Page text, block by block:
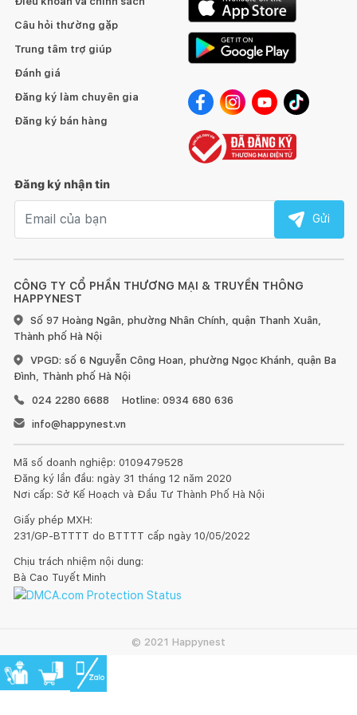
chú ý như tay cầm Easy Grip trên lòng nồi, giúp lấy lòng nồi dễ
dàng hơn, màn hình LCD lớn dễ đọc và nắp tự động khóa
Instant Pot Pro
mang đến chất lượng, sự tiện lợi và linh
hoạt hơn trong quá trình nấu nướng. Tận hưởng sự tiện lợi của
10 thiết bị trong một. Với Pro, bạn có thể dễ dàng, và thỏa sức
sáng tạo các bữa ăn lành mạnh, tiện lợi và ngon miệng trong
thời gian ngắn với căn bếp gọn gàng hơn bao giờ hết.
INSTANT POT PRO
Nồi nấu chậm
Nồi nấu áp suất
Nồi nấu chân không (Sous vide)
Máy tiệt trùng
Máy làm sữa chua
Máy hâm nóng
Máy làm bánh
Nồi hấp
ăn cài đặt sẵn là những sự lựa chọn hảo cho mỗi bữa ăn của
bạn.
CÔNG TY CỔ PHẦN THƯƠNG MẠI & TRUYỀN THÔNG
HAPPYNEST
Số 97 Hoàng Ngân, phường Nhân Chính, quận Thanh Xuân,
Thành phố Hà Nội
VPGD: số 6 Nguyễn Công Hoan, phường Ngọc Khánh, quận Ba
Đình, Thành phố Hà Nội
024 2280 6688
Hotline: 0934 680 636
info@happynest.vn
Mã số doanh nghiệp: 0109479528
Đăng ký lần đầu: ngày 31 tháng 12 năm 2020
Nơi cấp: Sở Kế Hoạch và Đầu Tư Thành Phố Hà Nội
Giấy phép MXH:
231/GP-BTTTT do BTTTT cấp ngày 10/05/2022
Chịu trách nhiệm nội dung:
Bà Cao Tuyết Minh
Câu hỏi thường gặp
Trung tâm trợ giúp
Đánh giá
Đăng ký làm chuyên gia
Đăng ký bán hàng
Đăng ký nhận tin
Gửi
© 2021 Happynest